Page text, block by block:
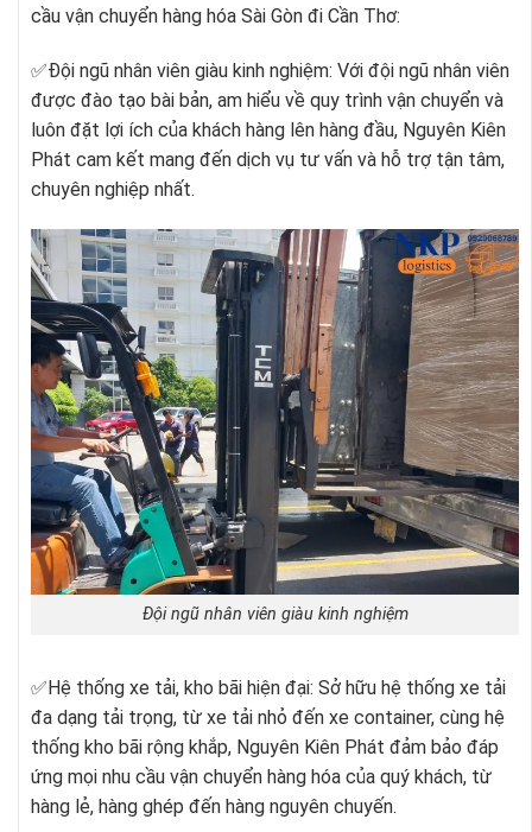
cầu vận chuyển hàng hóa Sài Gòn đi Cần Thơ:
✅Đội ngũ nhân viên giàu kinh nghiệm: Với đội ngũ nhân viên
được đào tạo bài bản, am hiểu về quy trình vận chuyển và
luôn đặt lợi ích của khách hàng lên hàng đầu, Nguyên Kiên
Phát cam kết mang đến dịch vụ tư vấn và hỗ trợ tận tâm,
chuyên nghiệp nhất.
Đội ngũ nhân viên giàu kinh nghiệm
✅Hệ thống xe tải, kho bãi hiện đại: Sở hữu hệ thống xe tải
đa dạng tải trọng, từ xe tải nhỏ đến xe container, cùng hệ
thống kho bãi rộng khắp, Nguyên Kiên Phát đảm bảo đáp
ứng mọi nhu cầu vận chuyển hàng hóa của quý khách, từ
hàng lẻ, hàng ghép đến hàng nguyên chuyến.